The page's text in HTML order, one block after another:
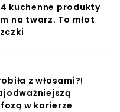
kuchenne produkty
na twarz. To młot
z włosami?!
w karierze